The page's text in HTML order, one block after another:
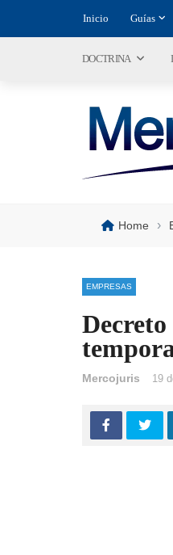
Inicio Guías
DOCTRINA
Home ›
EMPRESAS
Mercojuris 19